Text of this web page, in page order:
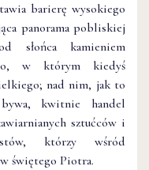
barierę wysokiego
panorama pobliskiej
słońca kamieniem
w którym kiedyś
nad nim, jak to
kwitnie handel
sztućców i
którzy wśród
świętego Piotra.